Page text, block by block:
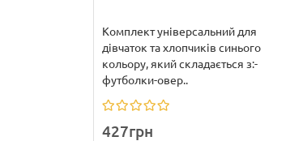
Комплект універсальний для
дівчаток та хлопчиків синього
кольору, який складається з:-
футболки-овер..
427грн